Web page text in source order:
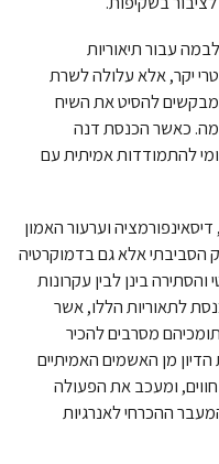
עבור תיאוריות
יקר, אלא עלולה לשרת
להסיט את השיח
כאשר הכנסת דנה
להתמודדות אמיתית עם
וערעור האמון
אלא גם בדמוקרטיה
בינן לבין עקרונות
לתאוריות הללו, אשר
מסרבים להכיר
מן האשמים האמיתיים
ומעכב את הפעולה
ההכרחי לאנרגיות